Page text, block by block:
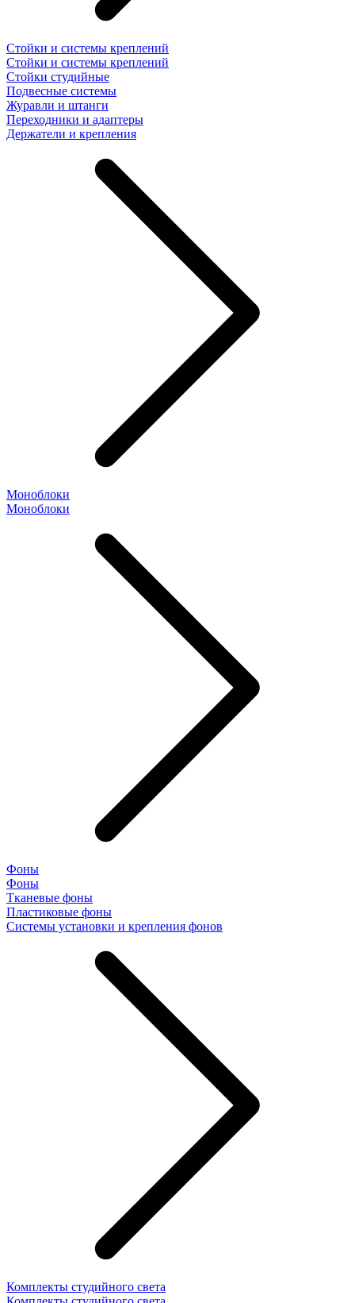
Стойки и системы креплений
Стойки и системы креплений
Стойки студийные
Подвесные системы
Журавли и штанги
Переходники и адаптеры
Держатели и крепления
Моноблоки
Моноблоки
Фоны
Фоны
Тканевые фоны
Пластиковые фоны
Системы установки и крепления фонов
Комплекты студийного света